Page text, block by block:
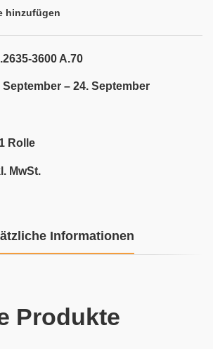
hinzufügen
3600 A.70
September – 24. September
1 Rolle
MwSt.
Informationen
Produkte